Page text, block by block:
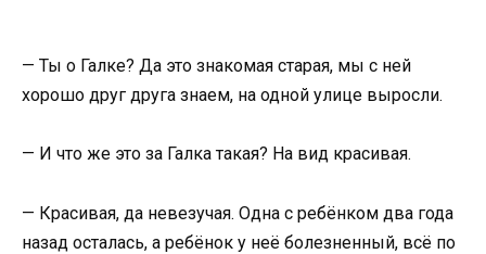
— Ты о Галке? Да это знакомая старая, мы с ней
хорошо друг друга знаем, на одной улице выросли.
— И что же это за Галка такая? На вид красивая.
— Красивая, да невезучая. Одна с ребёнком два года
назад осталась, а ребёнок у неё болезненный, всё по